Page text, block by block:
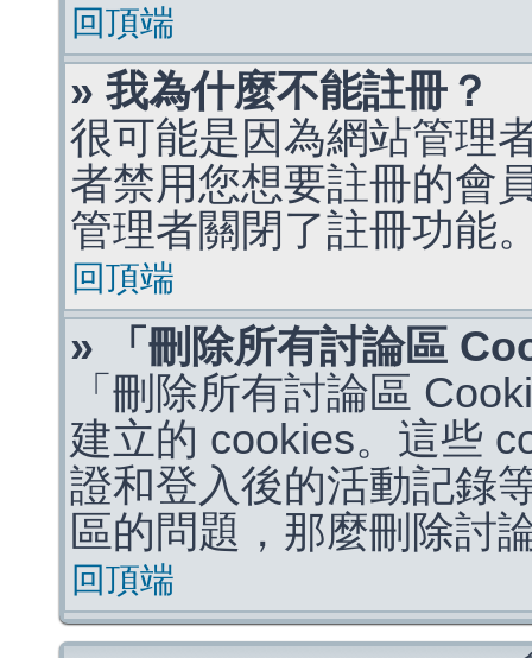
回頂端
» 我為什麼不能註冊？
很可能是因為網站管理
者禁用您想要註冊的會
管理者關閉了註冊功能
回頂端
» 「刪除所有討論區
「刪除所有討論區
建立的 cookies。這些
證和登入後的活動記錄
區的問題，那麼刪除討
回頂端